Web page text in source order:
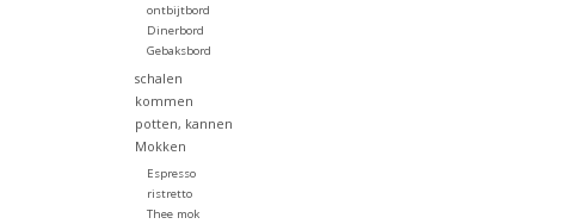
ontbijtbord
Dinerbord
Gebaksbord
schalen
kommen
potten, kannen
Mokken
Espresso
ristretto
Thee mok